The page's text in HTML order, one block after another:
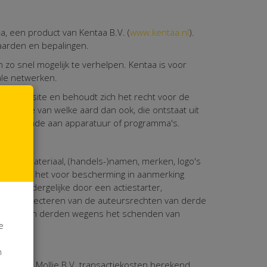
een product van Kentaa B.V. (www.kentaa.nl).
en bepalingen.
snel mogelijk te verhelpen. Kentaa is voor
netwerken.
website en behoudt zich het recht voor de
van welke aard dan ook, die ontstaat uit
schade aan apparatuur of programma's.
materiaal, (handels-)namen, merken, logo's
van het voor bescherming in aanmerking
en dergelijke door een actiestarter,
respecteren van de auteursrechten van derde
van derden wegens het schenden van